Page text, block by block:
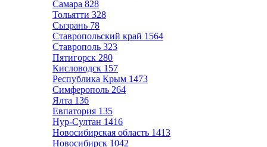
Самара 828
Тольятти 328
Сызрань 78
Ставропольский край 1564
Ставрополь 323
Пятигорск 280
Кисловодск 157
Республика Крым 1473
Симферополь 264
Ялта 136
Евпатория 135
Нур-Султан 1416
Новосибирская область 1413
Новосибирск 1042